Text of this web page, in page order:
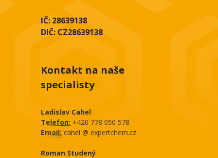
IČ: 28639138
DIČ: CZ28639138
Kontakt na naše
specialisty
Ladislav Cahel
Telefon: +420 778 050 578
Email: cahel @ expertchem.cz
Roman Studený